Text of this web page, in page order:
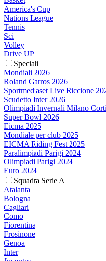
America's Cup
Nations League
Tennis
Sci
Volley
Drive UP
Speciali
Mondiali 2026
Roland Garros 2026
Sportmediaset Live Riccione
Scudetto Inter 2026
Olimpiadi Invernali Milano
Super Bowl 2026
Eicma 2025
Mondiale per club 2025
EICMA Riding Fest 2025
Paralimpiadi Parigi 2024
Olimpiadi Parigi 2024
Euro 2024
Squadra Serie A
Atalanta
Bologna
Cagliari
Como
Fiorentina
Frosinone
Genoa
Inter